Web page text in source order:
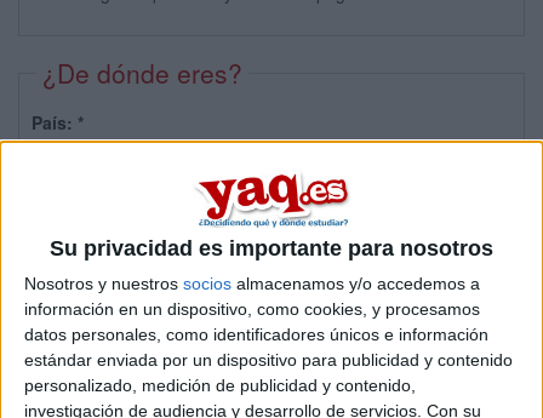
Su privacidad es importante para nosotros
Nosotros y nuestros socios almacenamos y/o accedemos a
información en un dispositivo, como cookies, y procesamos
datos personales, como identificadores únicos e información
estándar enviada por un dispositivo para publicidad y contenido
personalizado, medición de publicidad y contenido,
investigación de audiencia y desarrollo de servicios. Con su
¿De dónde eres?
País: *
Sobre ti
Soy:*